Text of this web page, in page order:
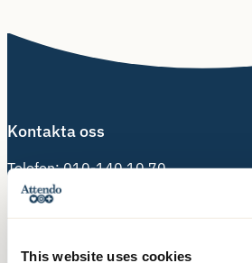
This website uses cookies
Kontakta oss
Telefon:010-140 10 70
113 31 Stockholm